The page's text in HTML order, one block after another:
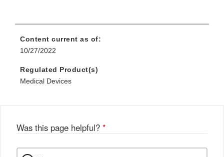
Content current as of:
10/27/2022
Regulated Product(s)
Medical Devices
Was this page helpful? *